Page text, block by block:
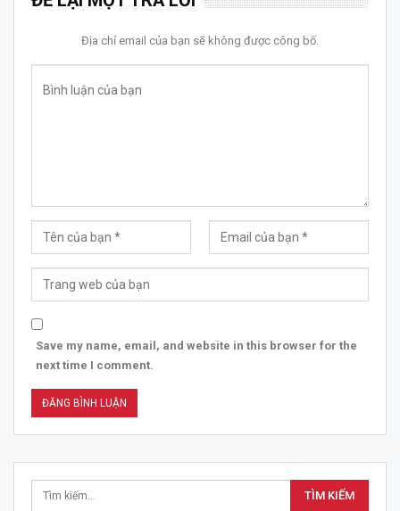
Địa chỉ email của bạn sẽ không được công bố.
Save my name, email, and website in this browser for the
next time I comment.